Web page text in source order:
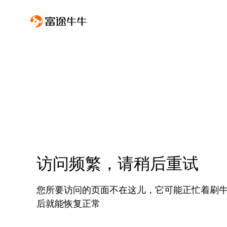
访问频繁，请稍后重试
您所要访问的页面不在这儿，它可能正忙着刷
后就能恢复正常